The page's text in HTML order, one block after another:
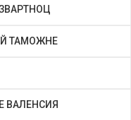
ТАМОЖНЕ
ВАЛЕНСИЯ